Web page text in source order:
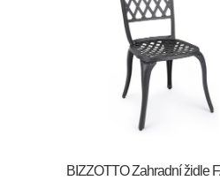
BIZZOTTO Zahradní židle